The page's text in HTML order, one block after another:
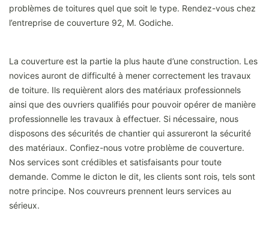
problèmes de toitures quel que soit le type. Rendez-vous chez
l’entreprise de couverture 92, M. Godiche.
La couverture est la partie la plus haute d’une construction. Les
novices auront de difficulté à mener correctement les travaux
de toiture. Ils requièrent alors des matériaux professionnels
ainsi que des ouvriers qualifiés pour pouvoir opérer de manière
professionnelle les travaux à effectuer. Si nécessaire, nous
disposons des sécurités de chantier qui assureront la sécurité
des matériaux. Confiez-nous votre problème de couverture.
Nos services sont crédibles et satisfaisants pour toute
demande. Comme le dicton le dit, les clients sont rois, tels sont
notre principe. Nos couvreurs prennent leurs services au
sérieux.